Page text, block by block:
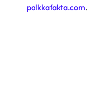
palkkafakta.com.